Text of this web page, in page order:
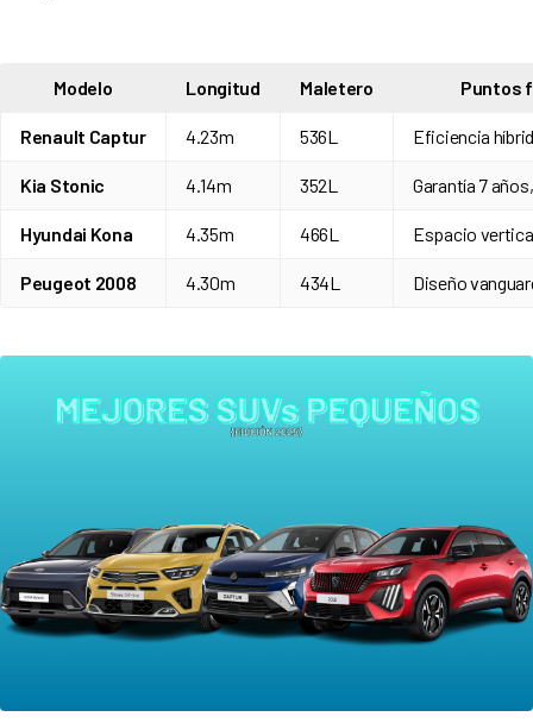
Modelo Longitud Maletero Puntos
Renault Captur 4.23m 536L Eficiencia
Kia Stonic 4.14m 352L Garantía 7
Hyundai Kona 4.35m 466L Espacio
Peugeot 2008 4.30m 434L Diseño